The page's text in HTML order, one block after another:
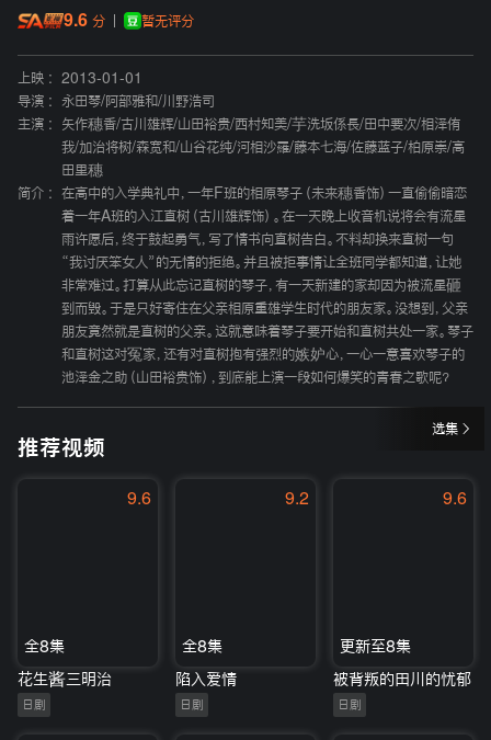
9.6 分 暂无评分
上映 :
2013-01-01
导演 :
永田琴/阿部雅和/川野浩司
主演 :
矢作穗香/古川雄辉/山田裕贵/西村知美/芋洗坂係長/田中要次/相泽侑
我/加治将树/森宽和/山谷花纯/河相沙羅/藤本七海/佐藤蓝子/柏原崇/高
田里穗
简介 :
在高中的入学典礼中，一年F班的相原琴子（未来穗香饰）一直偷偷暗恋
着一年A班的入江直树（古川雄辉饰）。在一天晚上收音机说将会有流星
雨许愿后，终于鼓起勇气，写了情书向直树告白。不料却换来直树一句
“我讨厌笨女人”的无情的拒绝。并且被拒事情让全班同学都知道，让她
非常难过。打算从此忘记直树的琴子，有一天新建的家却因为被流星砸
到而毁。于是只好寄住在父亲相原重雄学生时代的朋友家。没想到，父亲
朋友竟然就是直树的父亲。这就意味着琴子要开始和直树共处一家。琴子
和直树这对冤家，还有对直树抱有强烈的嫉妒心，一心一意喜欢琴子的
池泽金之助（山田裕贵饰），到底能上演一段如何爆笑的青春之歌呢？
选集
推荐视频
9.6
全8集
花生酱三明治
日剧
9.2
全8集
陷入爱情
日剧
9.6
更新至8集
被背叛的田川的忧郁
日剧